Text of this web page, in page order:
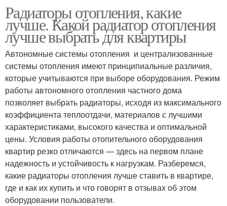
Радиаторы отопления, какие
лучше. Какой радиатор отопления
лучше выбрать для квартиры
Автономные системы отопления и централизованные
системы отопления имеют принципиальные различия,
которые учитываются при выборе оборудования. Режим
работы автономного отопления частного дома
позволяет выбрать радиаторы, исходя из максимального
коэффициента теплоотдачи, материалов с лучшими
характеристиками, высокого качества и оптимальной
цены. Условия работы отопительного оборудования
квартир резко отличаются — здесь на первом плане
надежность и устойчивость к нагрузкам. Разберемся,
какие радиаторы отопления лучше ставить в квартире,
где и как их купить и что говорят в отзывах об этом
оборудовании пользователи.